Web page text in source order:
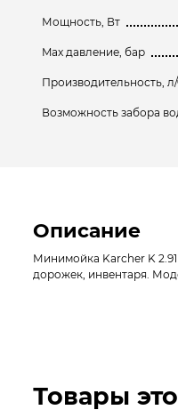
Мощность, Вт
Max давление, бар
Производительность, л/
Возможность забора
Описание
Минимойка Karcher K
дорожек, инвентаря.
Товары